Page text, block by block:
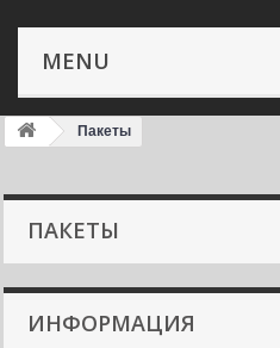
MENU
Пакеты
ПАКЕТЫ
ИНФОРМАЦИЯ